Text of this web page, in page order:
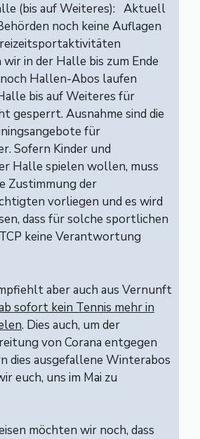
(bis auf Weiteres): Aktuell
noch keine Auflagen
in der Halle bis zum Ende
Hallen-Abos laufen
bis auf Weiteres für
gesperrt. Ausnahme sind die
für
Sofern Kinder und
Halle spielen wollen, muss
Zustimmung der
vorliegen und es wird
dass für solche sportlichen
keine Verantwortung
aber auch aus Vernunft
sofort kein Tennis mehr in
. Dies auch, um der
von Corana entgegen
dies ausgefallene Winterabos
euch, uns im Mai zu
möchten wir noch, dass